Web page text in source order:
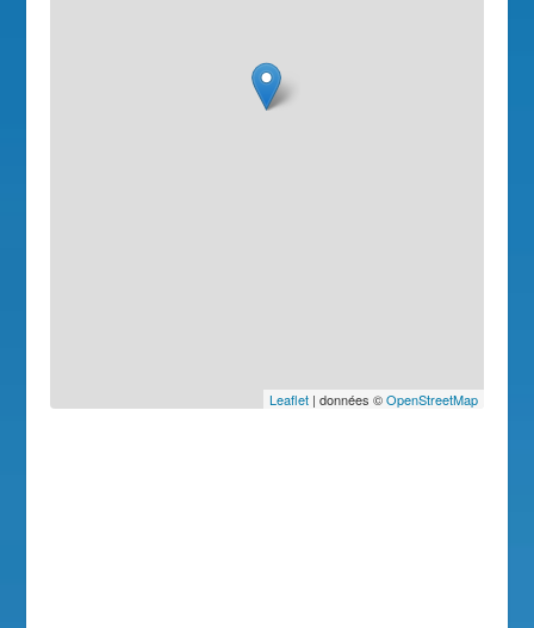
Leaflet| données ©OpenStreetMap